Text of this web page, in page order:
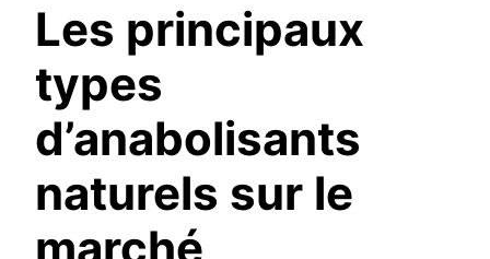
Les principaux
types
d’anabolisants
naturels sur le
marché